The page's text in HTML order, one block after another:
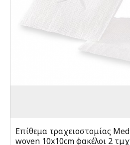
Επίθεμα τραχειοστομίας
woven 10x10cm φακέλοι 2